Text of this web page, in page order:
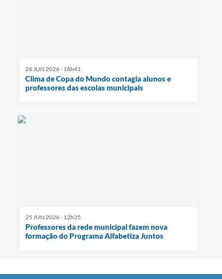
26 JUN 2026 - 16h41
Clima de Copa do Mundo contagia alunos e
professores das escolas municipais
25 JUN 2026 - 12h35
Professores da rede municipal fazem nova
formação do Programa Alfabetiza Juntos